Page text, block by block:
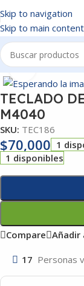
Skip to navigation
Skip to main content
Inicio/TECLADOS
Click to
TECLADO
M4040
SKU: TEC186
$70,000 1
1 disponibles
Compare Añadir
17 Personas